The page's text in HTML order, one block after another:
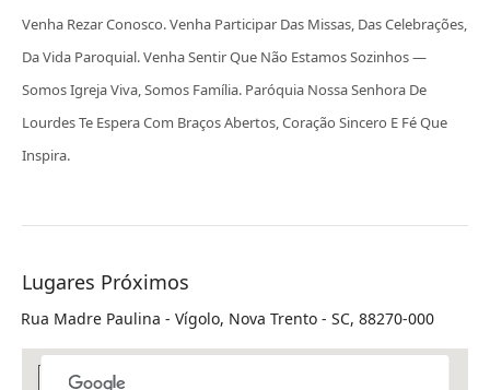
Venha Rezar Conosco. Venha Participar Das Missas, Das Celebrações,
Da Vida Paroquial. Venha Sentir Que Não Estamos Sozinhos —
Somos Igreja Viva, Somos Família. Paróquia Nossa Senhora De
Lourdes Te Espera Com Braços Abertos, Coração Sincero E Fé Que
Inspira.
Lugares Próximos
Rua Madre Paulina - Vígolo, Nova Trento - SC, 88270-000